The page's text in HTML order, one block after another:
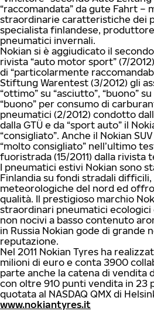
“raccomandata” da gute Fahrt –
straordinarie caratteristiche dei
specialista finlandese,
pneumatici invernali.
Nokian si è aggiudicato il
rivista “auto motor sport” (7/
di “particolarmente
Stiftung Warentest (3/2012) gli
“ottimo” su “asciutto”, “buono”
“buono” per consumo di
pneumatici (2/2012) condotto
dalla GTÜ e da “sport auto” il
“consigliato”. Anche il Nokian
“molto consigliato” nell’ultimo
fuoristrada (15/2011) dalla rivista
I pneumatici estivi Nokian sono
Finlandia su fondi stradali
meteorologiche del nord ed
qualità. Il prestigioso marchio
straordinari pneumatici ecologici
non nocivi a basso contenuto
in Russia Nokian gode di grande
reputazione.
Nel 2011 Nokian Tyres ha
milioni di euro e conta 3900
parte anche la catena di vendita
con oltre 910 punti vendita in 23
quotata al NASDAQ QMX di
www.nokiantyres.it